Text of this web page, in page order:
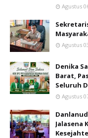
Agustus
Agustus
Denika
Barat,
Seluruh
Agustus
Jalasena